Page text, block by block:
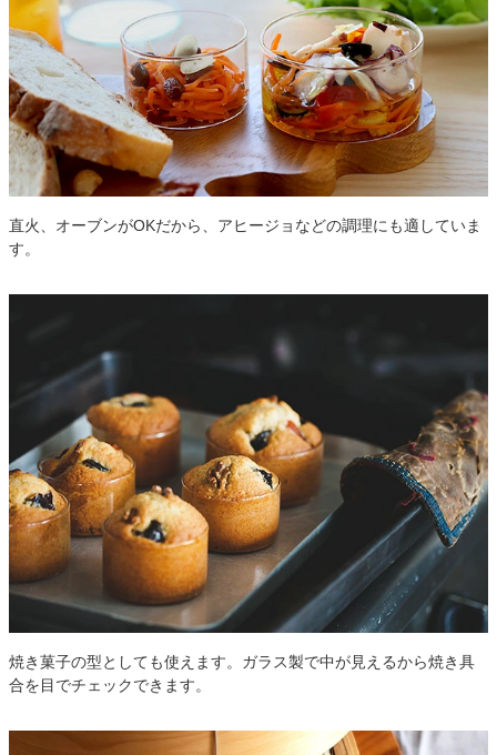
直火、オーブンがOKだから、アヒージョなどの調理にも適していま
す。
焼き菓子の型としても使えます。ガラス製で中が見えるから焼き具
合を目でチェックできます。